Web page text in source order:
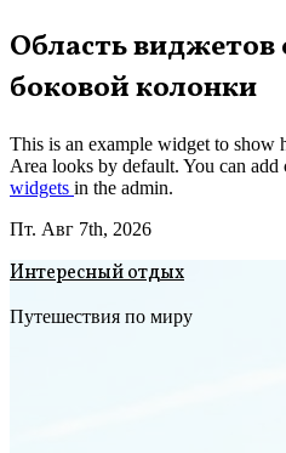
Перейти
к
содержимому
Область виджетов
боковой колонки
This is an example widget to show
Area looks by default. You can
widgets in the admin.
Пт. Авг 7th, 2026
Интересный отдых
Путешествия по миру